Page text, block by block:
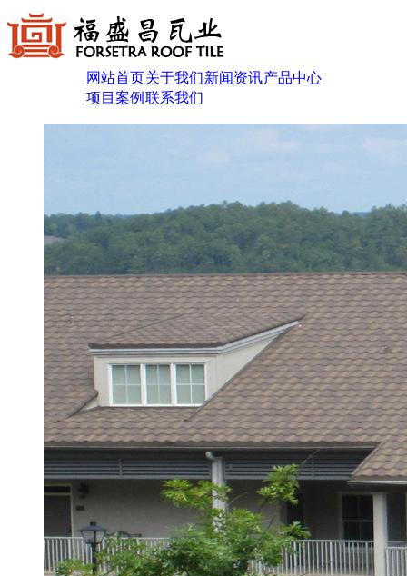
网站首页关于我们新闻资讯产品中心
项目案例 联系我们